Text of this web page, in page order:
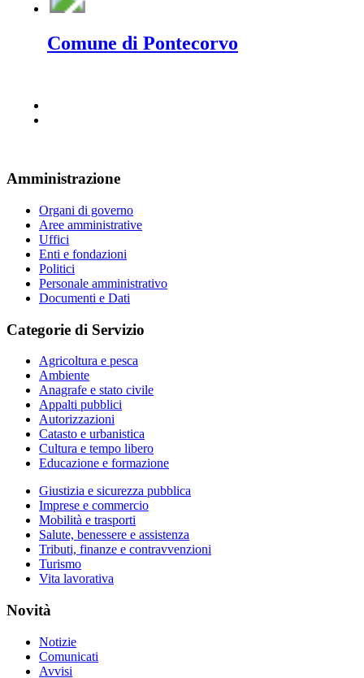
Comune di Pontecorvo
Amministrazione
Organi di governo
Aree amministrative
Uffici
Enti e fondazioni
Politici
Personale amministrativo
Documenti e Dati
Categorie di Servizio
Agricoltura e pesca
Ambiente
Anagrafe e stato civile
Appalti pubblici
Autorizzazioni
Catasto e urbanistica
Cultura e tempo libero
Educazione e formazione
Giustizia e sicurezza pubblica
Imprese e commercio
Mobilità e trasporti
Salute, benessere e assistenza
Tributi, finanze e contravvenzioni
Turismo
Vita lavorativa
Novità
Notizie
Comunicati
Avvisi